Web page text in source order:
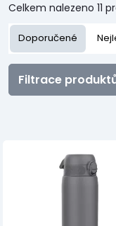
Celkem nalezeno 11
Doporučené
Filtrace